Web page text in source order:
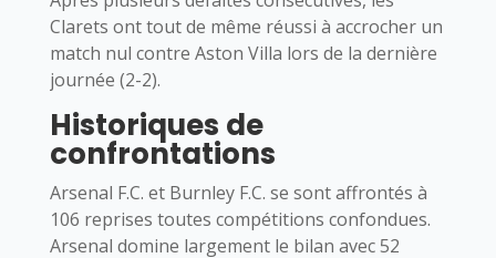
Clarets ont tout de même réussi à accrocher un
match nul contre Aston Villa lors de la dernière
journée (2-2).
Historiques de
confrontations
Arsenal F.C. et Burnley F.C. se sont affrontés à
106 reprises toutes compétitions confondues.
Arsenal domine largement le bilan avec 52